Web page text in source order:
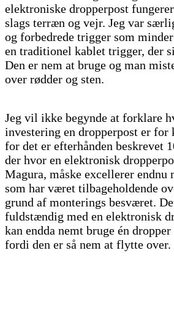
elektroniske dropperpost
slags terræn og vejr. Jeg var
og forbedrede trigger som
en traditionel kablet trigger, der
Den er nem at bruge og man
over rødder og sten.
Jeg vil ikke begynde at forklare
investering en dropperpost er for
for det er efterhånden beskrevet
der hvor en elektronisk
Magura, måske excellerer endnu
som har været tilbageholdende
grund af monterings besværet.
fuldstændig med en elektronisk
kan endda nemt bruge én
fordi den er så nem at flytte over.